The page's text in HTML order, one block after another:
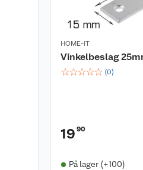
HOME-IT
Vinkelbeslag
☆☆☆☆☆ (0)
19 90
På lager (+100)